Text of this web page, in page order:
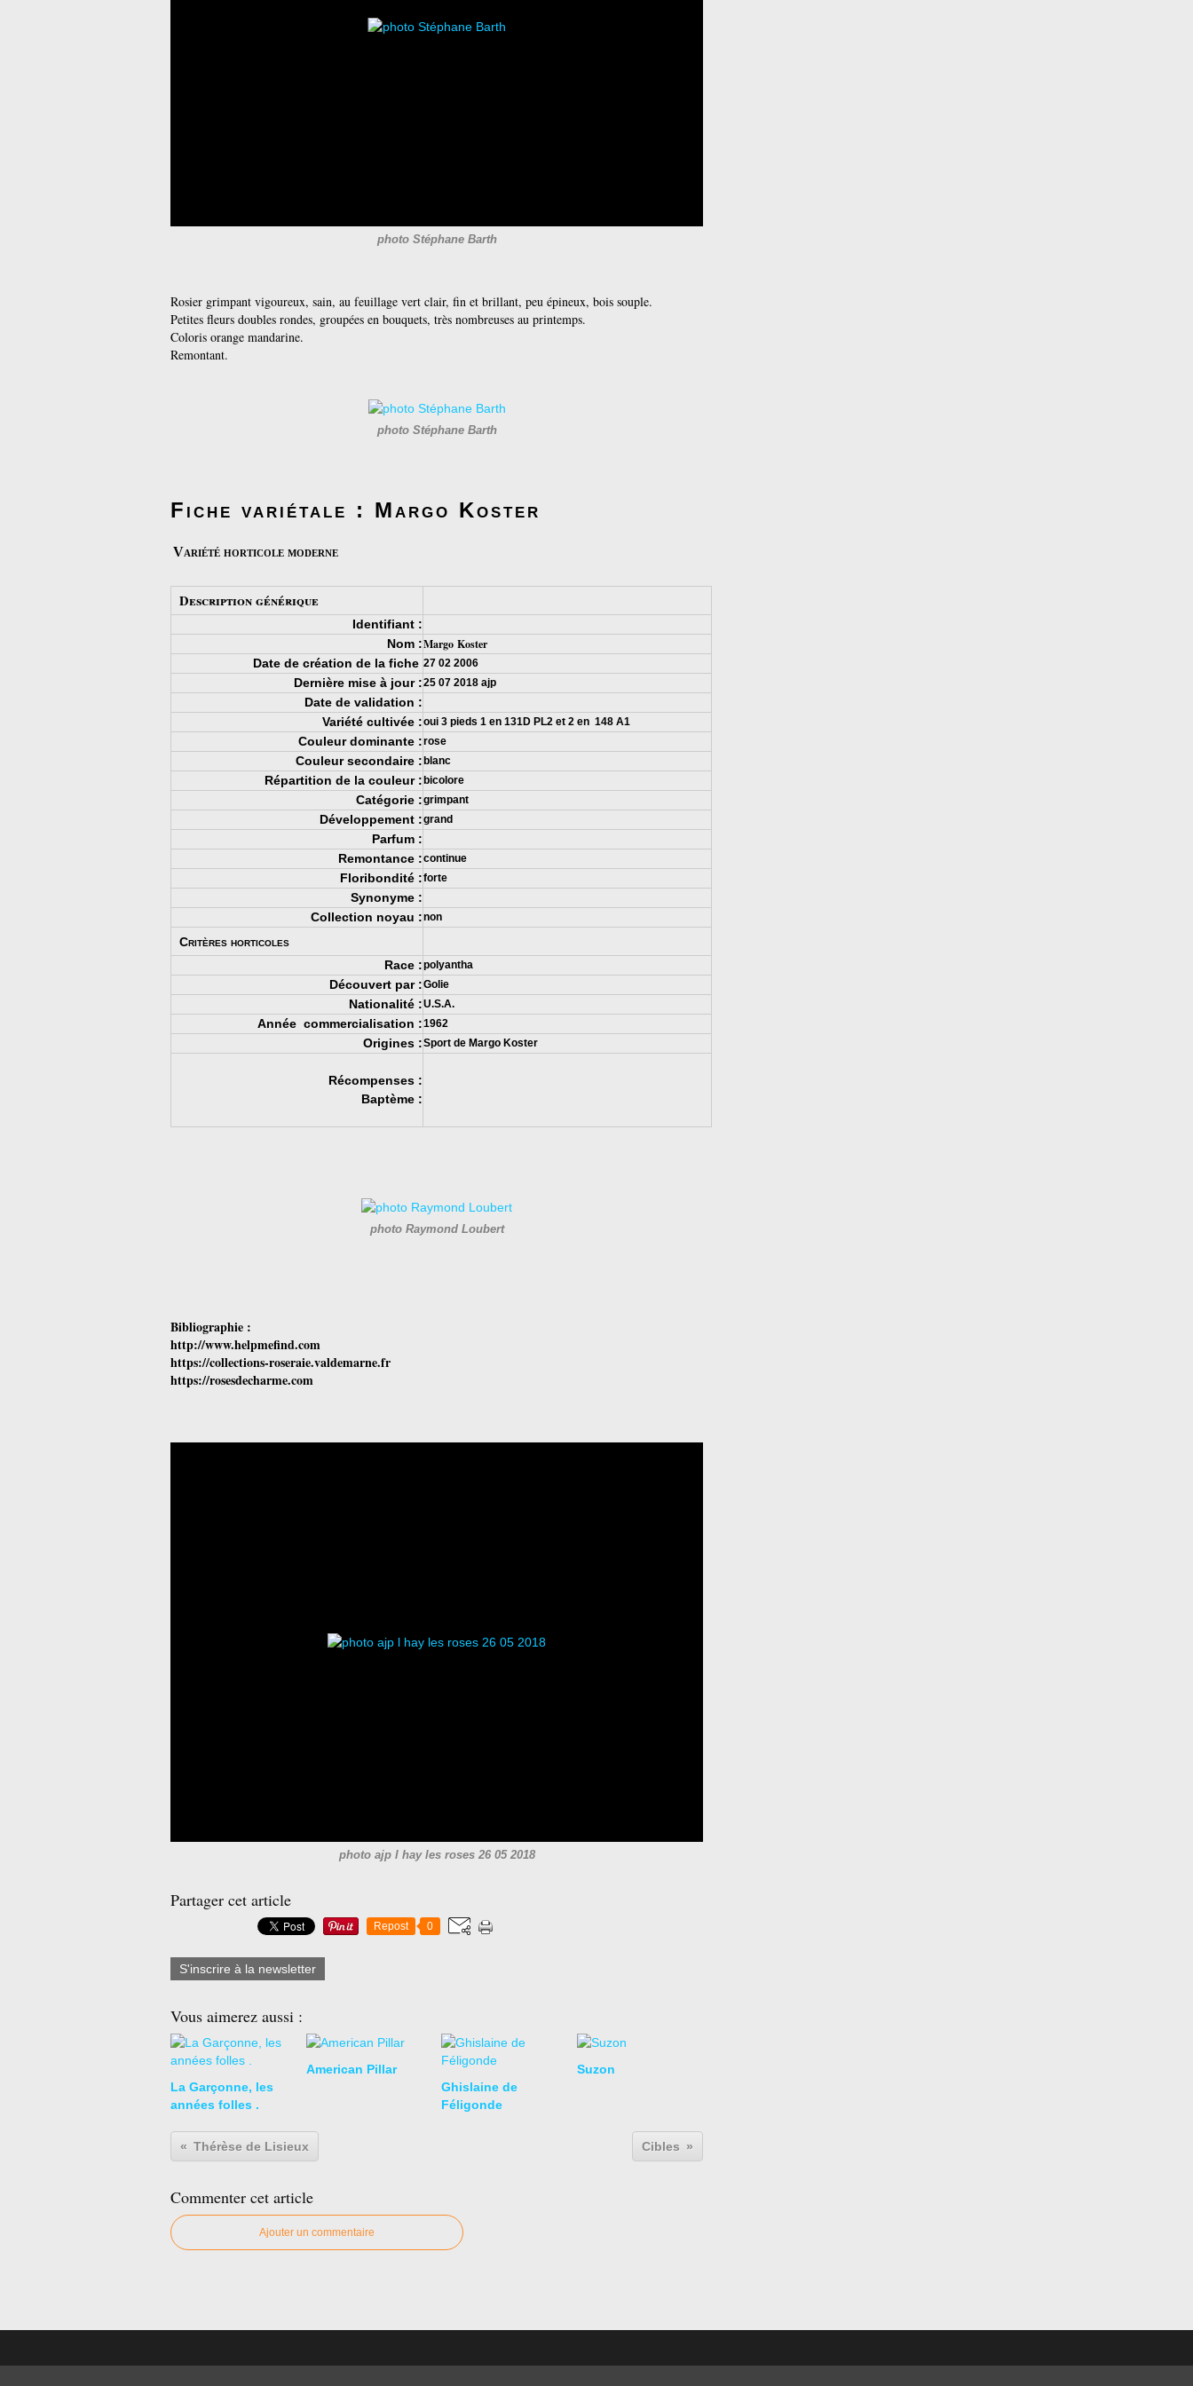
photo Stéphane Barth
Rosier grimpant vigoureux, sain, au feuillage vert clair, fin et brillant, peu épineux, bois souple.
Petites fleurs doubles rondes, groupées en bouquets, très nombreuses au printemps.
Coloris orange mandarine.
Remontant.
photo Stéphane Barth
Fiche variétale : Margo Koster
Variété horticole moderne
Description générique
Identifiant :
Nom :Margo Koster
Date de création de la fiche 27 02 2006
Dernière mise à jour :25 07 2018 ajp
Date de validation :
Variété cultivée :oui 3 pieds 1 en 131D PL2 et 2 en 148 A1
Couleur dominante :rose
Couleur secondaire : blanc
Répartition de la couleur : bicolore
Catégorie :grimpant
Développement :grand
Parfum :
Remontance :continue
Floribondité :forte
Synonyme :
Collection noyau :non
Critères horticoles
Race :polyantha
Découvert par :Golie
Nationalité :U.S.A.
Année commercialisation :1962
Origines :Sport de Margo Koster
Récompenses :
Baptème :
photo Raymond Loubert
Bibliographie :
http://www.helpmefind.com
https://collections-roseraie.valdemarne.fr
https://rosesdecharme.com
photo ajp l hay les roses 26 05 2018
Partager cet article
Repost 0
S'inscrire à la newsletter
Vous aimerez aussi :
La Garçonne, les
années folles .
American Pillar
Ghislaine de
Féligonde
Suzon
Thérèse de Lisieux Cibles
Commenter cet article
Ajouter un commentaire